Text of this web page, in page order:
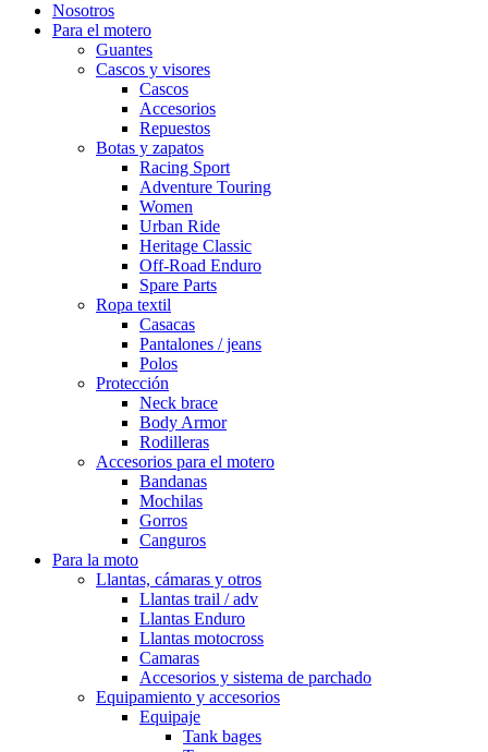
Nosotros
Para el motero
Guantes
Cascos y visores
Cascos
Accesorios
Repuestos
Botas y zapatos
Racing Sport
Adventure Touring
Women
Urban Ride
Heritage Classic
Off-Road Enduro
Spare Parts
Ropa textil
Casacas
Pantalones / jeans
Polos
Protección
Neck brace
Body Armor
Rodilleras
Accesorios para el motero
Bandanas
Mochilas
Gorros
Canguros
Para la moto
Llantas, cámaras y otros
Llantas trail / adv
Llantas Enduro
Llantas motocross
Camaras
Accesorios y sistema de parchado
Equipamiento y accesorios
Equipaje
Tank bages